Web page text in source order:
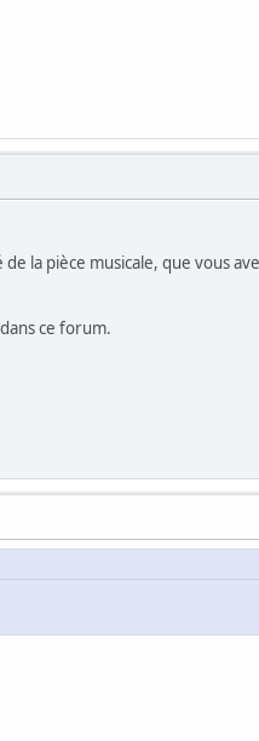
la pièce musicale, que vous
ce forum.